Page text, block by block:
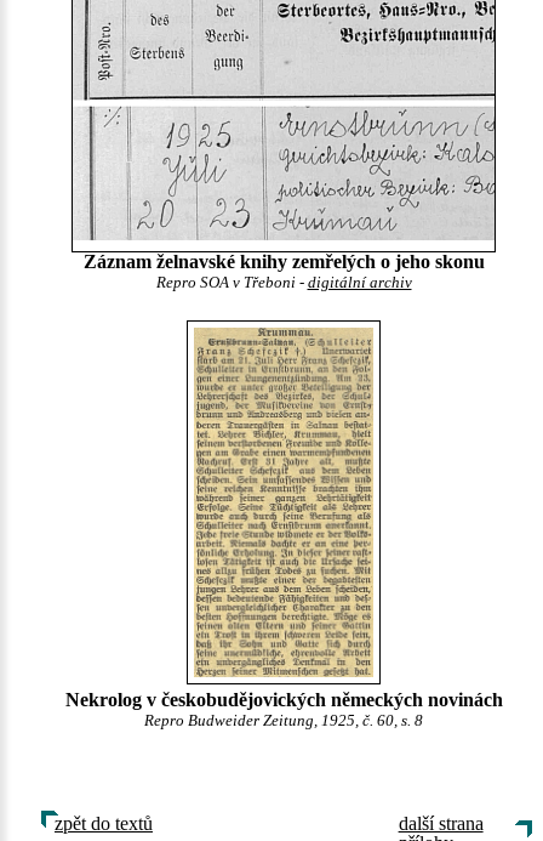
Záznam želnavské knihy zemřelých o jeho skonu
Repro SOA v Třeboni - digitální archiv
Nekrolog v českobudějovických německých novinách
Repro Budweider Zeitung, 1925, č. 60, s. 8
zpět do textů
další strana